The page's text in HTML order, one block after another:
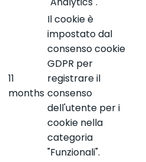
11
months
Il cookie è
impostato dal
consenso cookie
GDPR per
registrare il
consenso
dell'utente per i
cookie nella
categoria
"Funzionali".